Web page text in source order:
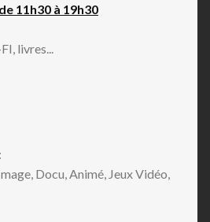
11h30 à 19h30
livres...
:
Docu, Animé, Jeux Vidéo,